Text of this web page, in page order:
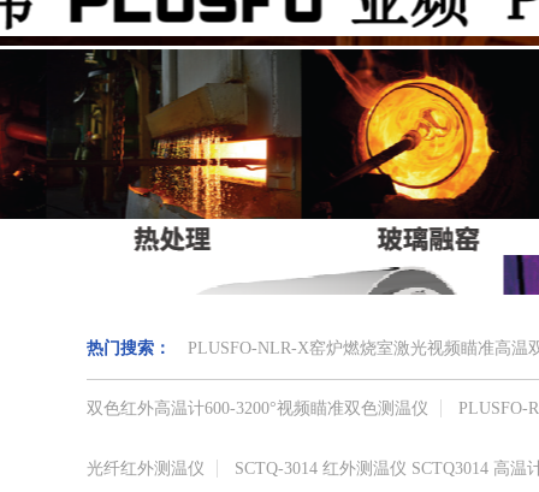
热门搜索： PLUSFO-NLR-X窑炉燃烧室激光视频瞄准高
双色红外高温计​600-3200°视频瞄准​双色测温仪 PLUSFO-
光纤红外测温仪 SCTQ-3014 红外测温仪 SCTQ3014 高温